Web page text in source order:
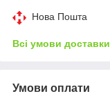
Нова Пошта
Всі умови доставки
Умови оплати